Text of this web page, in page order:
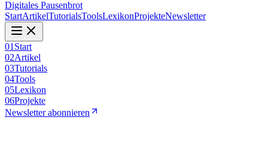
Digitales Pausenbrot
StartArtikelTutorialsToolsLexikonProjekteNewsletter
01 Start
02Artikel
03Tutorials
04Tools
05Lexikon
06Projekte
Newsletter abonnieren